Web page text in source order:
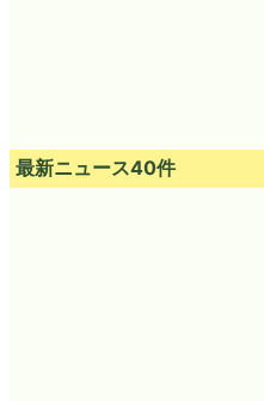
最新ニュース40件